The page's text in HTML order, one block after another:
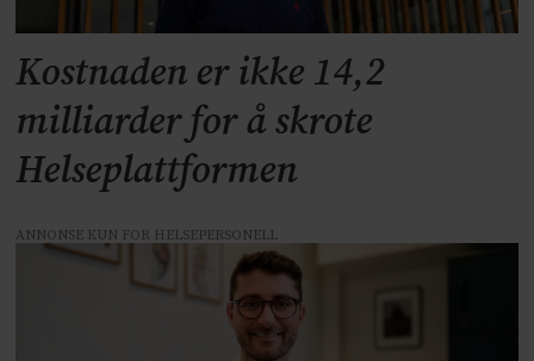
Kostnaden er ikke 14,2
milliarder for å skrote
Helseplattformen
ANNONSE KUN FOR HELSEPERSONELL